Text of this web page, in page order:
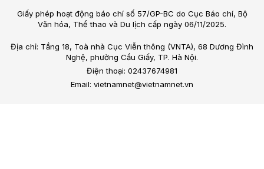
Giấy phép hoạt động báo chí số 57/GP-BC do Cục Báo chí, Bộ
Văn hóa, Thể thao và Du lịch cấp ngày 06/11/2025.
Địa chỉ: Tầng 18, Toà nhà Cục Viễn thông (VNTA), 68 Dương Đình
Nghệ, phường Cầu Giấy, TP. Hà Nội.
Điện thoại: 02437674981
Email: vietnamnet@vietnamnet.vn